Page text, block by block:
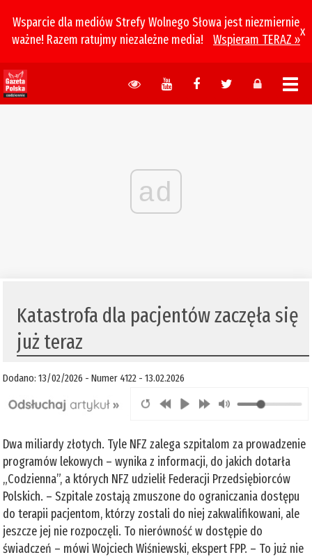
Wsparcie dla mediów Strefy Wolnego Słowa jest niezmiernie
ważne! Razem ratujmy niezależne media!
Wspieram TERAZ »
x
ad
Katastrofa dla pacjentów zaczęła się
już teraz
Dodano: 13/02/2026 - Numer 4122 - 13.02.2026
Dwa miliardy złotych. Tyle NFZ zalega szpitalom za prowadzenie
programów lekowych – wynika z informacji, do jakich dotarła
„Codzienna”, a których NFZ udzielił Federacji Przedsiębiorców
Polskich. – Szpitale zostają zmuszone do ograniczania dostępu
do terapii pacjentom, którzy zostali do niej zakwalifikowani, ale
jeszcze jej nie rozpoczęli. To nierówność w dostępie do
świadczeń – mówi Wojciech Wiśniewski, ekspert FPP. – To już nie